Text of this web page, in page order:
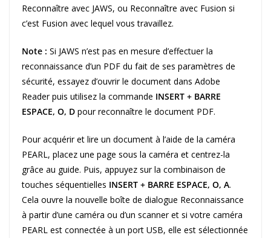
Reconnaître avec JAWS, ou Reconnaître avec Fusion si
c’est Fusion avec lequel vous travaillez.
Note : Si JAWS n’est pas en mesure d’effectuer la
reconnaissance d’un PDF du fait de ses paramètres de
sécurité, essayez d’ouvrir le document dans Adobe
Reader puis utilisez la commande INSERT + BARRE
ESPACE, O, D pour reconnaître le document PDF.
Pour acquérir et lire un document à l’aide de la caméra
PEARL, placez une page sous la caméra et centrez-la
grâce au guide. Puis, appuyez sur la combinaison de
touches séquentielles INSERT + BARRE ESPACE, O, A.
Cela ouvre la nouvelle boîte de dialogue Reconnaissance
à partir d’une caméra ou d’un scanner et si votre caméra
PEARL est connectée à un port USB, elle est sélectionnée